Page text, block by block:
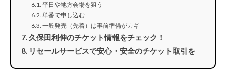
平日や地方会場を狙う
単番で申し込む
一般発売（先着）は事前準備がカギ
久保田利伸のチケット情報をチェック！
リセールサービスで安心・安全のチケット取引を